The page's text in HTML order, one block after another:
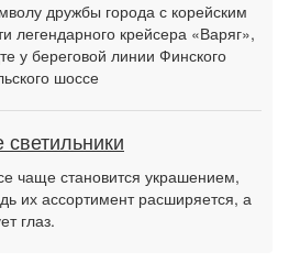
дружбы города с корейским
легендарного крейсера «Варяг»,
у береговой линии Финского
шоссе
чаще становится украшением,
их ассортимент расширяется, а
глаз.